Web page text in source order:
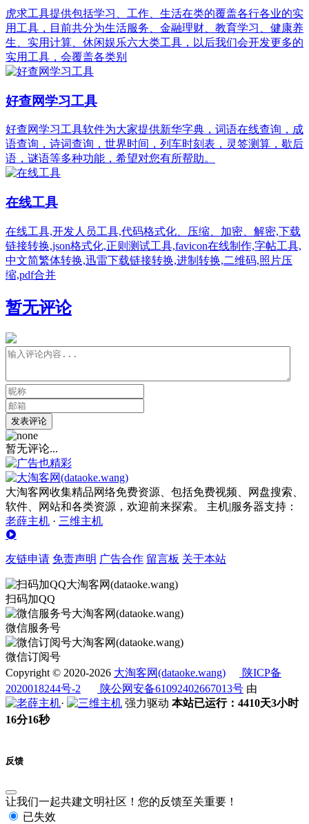
虎求工具提供包括学习、工作、生活在类的覆盖各行各业的实
用工具，目前共分为生活服务、金融理财、教育学习、健康养
生、实用计算、休闲娱乐六大类工具，以后我们会开发更多的
实用工具，会覆盖各类别
好查网学习工具
好查网学习工具软件为大家提供新华字典，词语在线查询，成
语查询，诗词查询，世界时间，列车时刻表，灵签测算，歇后
语，谜语等多种功能，希望对您有所帮助。
在线工具
在线工具,开发人员工具,代码格式化、压缩、加密、解密,下载
链接转换,json格式化,正则测试工具,favicon在线制作,字帖工具,
中文简繁体转换,迅雷下载链接转换,进制转换,二维码,照片压
缩,pdf合并
暂无评论
发表评论
暂无评论...
大淘客网收集精品网络免费资源、包括免费视频、网盘搜索、
软件、网站和各类资源，欢迎前来探索。 主机|服务器支持：
老薛主机 · 三维主机
友链申请 免责声明 广告合作 留言板 关于本站
扫码加QQ
微信服务号
微信订阅号
Copyright © 2020-2026 大淘客网(dataoke.wang)
陕ICP备
2020018244号-2
陕公网安备61092402667013号 由
·
强力驱动 本站已运行：4410天3小时
16分17秒
反馈
让我们一起共建文明社区！您的反馈至关重要！
已失效